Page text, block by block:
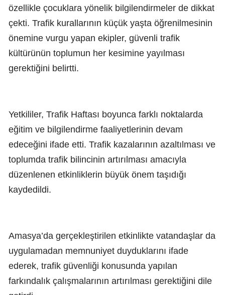
özellikle çocuklara yönelik bilgilendirmeler de dikkat
çekti. Trafik kurallarının küçük yaşta öğrenilmesinin
önemine vurgu yapan ekipler, güvenli trafik
kültürünün toplumun her kesimine yayılması
gerektiğini belirtti.
Yetkililer, Trafik Haftası boyunca farklı noktalarda
eğitim ve bilgilendirme faaliyetlerinin devam
edeceğini ifade etti. Trafik kazalarının azaltılması ve
toplumda trafik bilincinin artırılması amacıyla
düzenlenen etkinliklerin büyük önem taşıdığı
kaydedildi.
Amasya’da gerçekleştirilen etkinlikte vatandaşlar da
uygulamadan memnuniyet duyduklarını ifade
ederek, trafik güvenliği konusunda yapılan
farkındalık çalışmalarının artırılması gerektiğini dile